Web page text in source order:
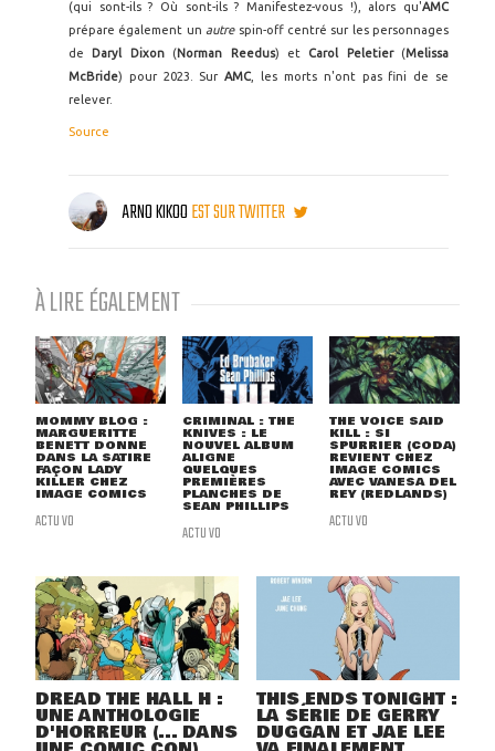
(qui sont-ils ? Où sont-ils ? Manifestez-vous !), alors qu'AMC
prépare également un autre spin-off centré sur les personnages
de
Daryl Dixon (Norman Reedus) et Carol Peletier (Melissa
McBride) pour 2023. SurAMC , les morts n'ont pas fini de se
relever.
Source
ARNO KIKOOEST SUR TWITTER
À LIRE ÉGALEMENT
MOMMY BLOG :
MARGUERITTE
BENETT DONNE
DANS LA SATIRE
FAÇON LADY
KILLER CHEZ
IMAGE COMICS
ACTU VO
CRIMINAL : THE
KNIVES : LE
NOUVEL ALBUM
ALIGNE
QUELQUES
PREMIÈRES
PLANCHES DE
SEAN PHILLIPS
ACTU VO
THE VOICE SAID
KILL : SI
SPURRIER (CODA)
REVIENT CHEZ
IMAGE COMICS
AVEC VANESA DEL
REY (REDLANDS)
ACTU VO
DREAD THE HALL H :
UNE ANTHOLOGIE
D'HORREUR (... DANS
THIS ENDS TONIGHT :
LA SÉRIE DE GERRY
DUGGAN ET JAE LEE